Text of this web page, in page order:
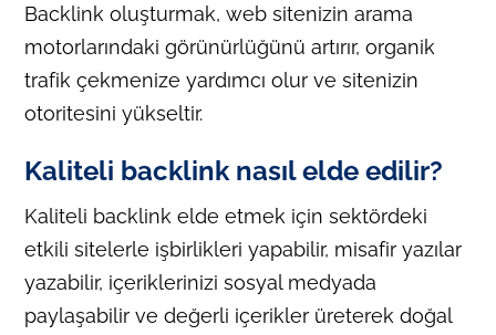
Backlink oluşturmak, web sitenizin arama
motorlarındaki görünürlüğünü artırır, organik
trafik çekmenize yardımcı olur ve sitenizin
otoritesini yükseltir.
Kaliteli backlink nasıl elde edilir?
Kaliteli backlink elde etmek için sektördeki
etkili sitelerle işbirlikleri yapabilir, misafir yazılar
yazabilir, içeriklerinizi sosyal medyada
paylaşabilir ve değerli içerikler üreterek doğal